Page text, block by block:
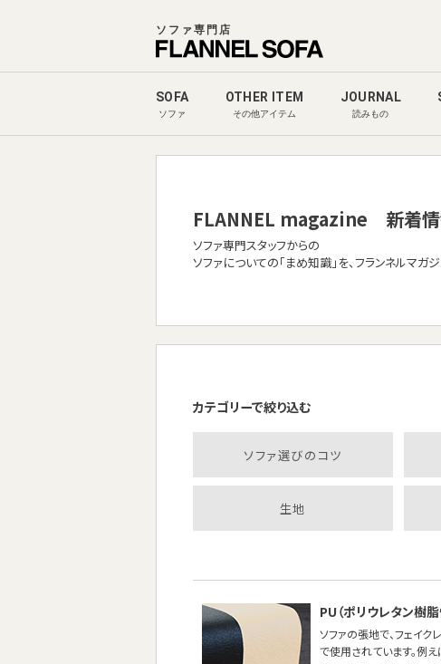
ソファ専門店
SOFA
ソファ
OTHER ITEM
その他アイテム
JOURNAL
読みもの
FLANNEL magazine 新着
ソファ専門スタッフからの
ソファについての「まめ知識」を、フランネルマガ
カテゴリーで絞り込む
ソファ選びのコツ
生地
PU（ポリウレタン樹
ソファの張地で、フェイ
で使用されています。例